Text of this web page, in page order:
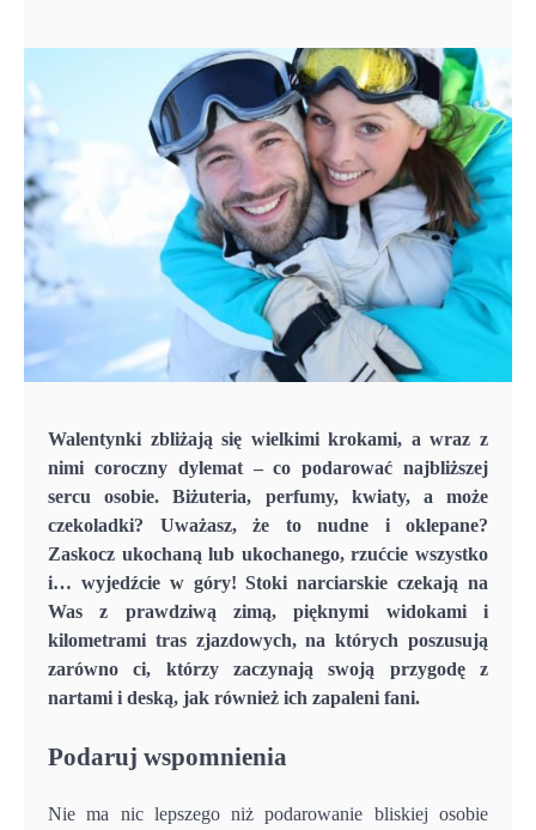
Walentynki zbliżają się wielkimi krokami, a wraz z
nimi coroczny dylemat – co podarować najbliższej
sercu osobie. Biżuteria, perfumy, kwiaty, a może
czekoladki? Uważasz, że to nudne i oklepane?
Zaskocz ukochaną lub ukochanego, rzućcie wszystko
i… wyjedźcie w góry! Stoki narciarskie czekają na
Was z prawdziwą zimą, pięknymi widokami i
kilometrami tras zjazdowych, na których poszusują
zarówno ci, którzy zaczynają swoją przygodę z
nartami i deską, jak również ich zapaleni fani.
Podaruj wspomnienia
Nie ma nic lepszego niż podarowanie bliskiej osobie